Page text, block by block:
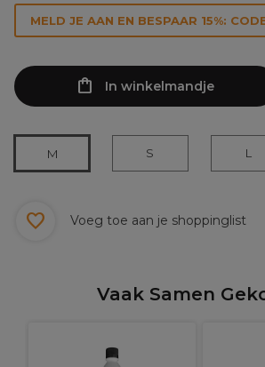
MELD JE AAN EN BESPAAR 15%:
In winkelmandje
M S L
Voeg toe aan je shoppinglist
Vaak Samen